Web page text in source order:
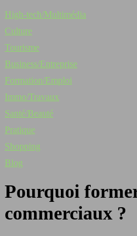
High-tech/Multimédia
Culture
Tourisme
Business/Entreprise
Formation/Emploi
Immo/Travaux
Santé/Beauté
Pratique
Shopping
Blog
Pourquoi
commerciaux ?